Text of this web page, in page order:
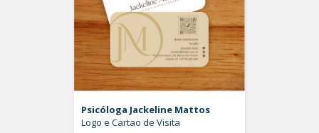
Psicóloga Jackeline Mattos
Logo e Cartao de Visita